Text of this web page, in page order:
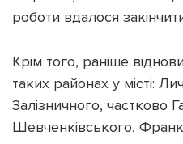
роботи вдалося
Крім того, раніше
таких районах у місті:
Залізничного, частково
Шевченківського,